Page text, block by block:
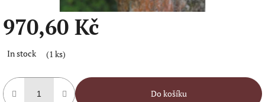
970,60 Kč
cena:
In stock (1 ks)
Do košíku